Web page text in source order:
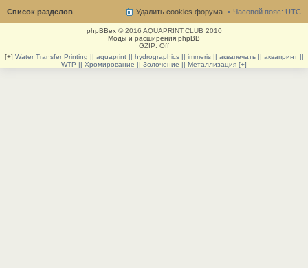
Список разделов Часовой пояс: UTC
Удалить cookies форума
phpBBex© 2016 AQUAPRINT.CLUB 2010
Моды и расширения phpBB
GZIP: Off
[+] Water Transfer Printing || aquaprint || hydrographics || immeris || аквапечать || аквапринт ||
WTP || Хромирование || Золочение || Металлизация [+]